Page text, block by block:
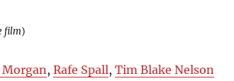
film)
Morgan,Rafe Spall,Tim Blake Nelson